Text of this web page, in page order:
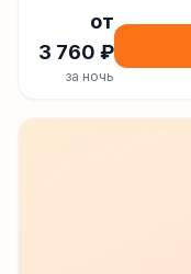
от
3 760 ₽
за ночь